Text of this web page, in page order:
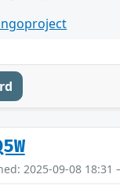
2025-09-08 18:31